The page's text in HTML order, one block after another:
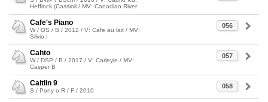
Heffinck (Cassioli / MV: Canadian River
056
Cafe's Piano
W / OS / B / 2012 / V: Cafe au lait / MV:
Silvio I
057
Cahto
W / DSP / B / 2017 / V: Carleyle / MV:
Casper B
058
Caitlin 9
S / Pony o.R / F / 2010